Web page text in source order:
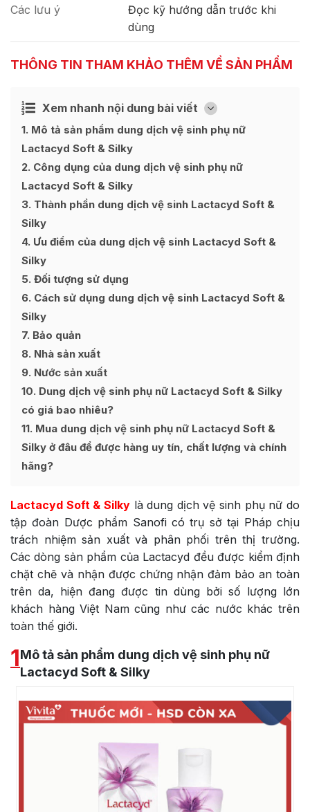
Các lưu ý
Đọc kỹ hướng dẫn trước khi
dùng
THÔNG TIN THAM KHẢO THÊM VỀ SẢN PHẨM
Xem nhanh nội dung bài viết [
Ẩn
1 Mô tả sản phẩm dung dịch vệ sinh phụ nữ
Lactacyd Soft & Silky
2 Công dụng của dung dịch vệ sinh phụ nữ
Lactacyd Soft & Silky
3 Thành phần dung dịch vệ sinh Lactacyd Soft &
Silky
4 Ưu điểm của dung dịch vệ sinh Lactacyd Soft &
Silky
5 Đối tượng sử dụng
6 Cách sử dụng dung dịch vệ sinh Lactacyd Soft &
Silky
7 Bảo quản
8 Nhà sản xuất
9 Nước sản xuất
10 Dung dịch vệ sinh phụ nữ Lactacyd Soft & Silky
có giá bao nhiêu?
11 Mua dung dịch vệ sinh phụ nữ Lactacyd Soft &
Silky ở đâu để được hàng uy tín, chất lượng và chính
hãng?
Lactacyd Soft & Silkylà dung dịch vệ sinh phụ nữ do
tập đoàn Dược phẩm Sanofi có trụ sở tại Pháp chịu
trách nhiệm sản xuất và phân phối trên thị trường.
Các dòng sản phẩm của Lactacyd đều được kiểm định
chặt chẽ và nhận được chứng nhận đảm bảo an toàn
trên da, hiện đang được tin dùng bởi số lượng lớn
khách hàng Việt Nam cũng như các nước khác trên
toàn thế giới.
1Mô tả sản phẩm dung dịch vệ sinh phụ nữ
Lactacyd Soft & Silky